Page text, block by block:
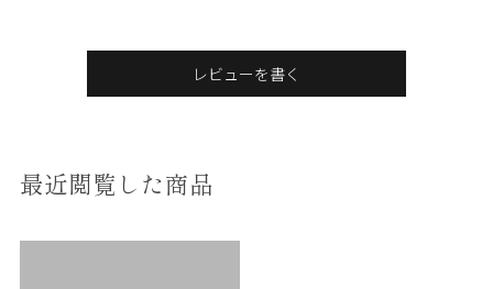
レビューを書く
最近閲覧した商品